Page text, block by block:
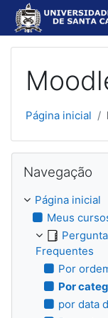
Ir para o conteúdo
Página inicial
Navegação
Página inicial
Meus
Frequentes
Por
Por
por data